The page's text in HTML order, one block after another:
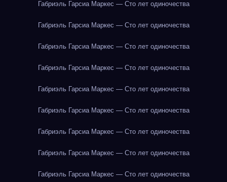
Габриэль Гарсиа Маркес — Сто лет одиночества
Габриэль Гарсиа Маркес — Сто лет одиночества
Габриэль Гарсиа Маркес — Сто лет одиночества
Габриэль Гарсиа Маркес — Сто лет одиночества
Габриэль Гарсиа Маркес — Сто лет одиночества
Габриэль Гарсиа Маркес — Сто лет одиночества
Габриэль Гарсиа Маркес — Сто лет одиночества
Габриэль Гарсиа Маркес — Сто лет одиночества
Габриэль Гарсиа Маркес — Сто лет одиночества